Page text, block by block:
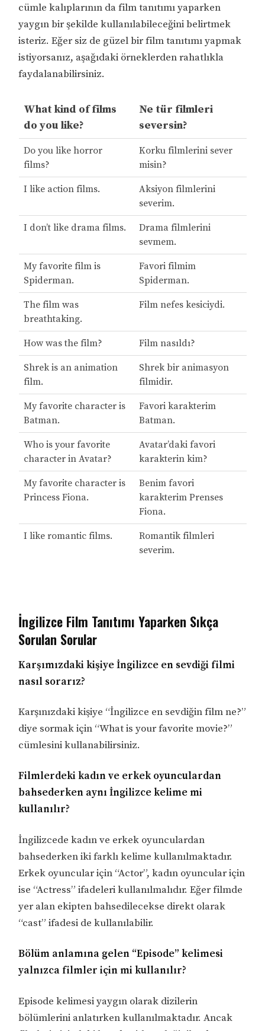
cümle kalıplarının da film tanıtımı yaparken
yaygın bir şekilde kullanılabileceğini belirtmek
isteriz. Eğer siz de güzel bir film tanıtımı yapmak
istiyorsanız, aşağıdaki örneklerden rahatlıkla
faydalanabilirsiniz.
What kind of films
do you like?
Ne tür filmleri
seversin?
Do you like horror
films?
Korku filmlerini sever
misin?
I like action films.
Aksiyon filmlerini
severim.
I don’t like drama films.
Drama filmlerini
sevmem.
My favorite film is
Spiderman.
Favori filmim
Spiderman.
The film was
breathtaking.
Film nefes kesiciydi.
How was the film? Film nasıldı?
Shrek is an animation
film.
Shrek bir animasyon
filmidir.
My favorite character is
Batman.
Favori karakterim
Batman.
Who is your favorite
character in Avatar?
Avatar’daki favori
karakterin kim?
My favorite character is
Princess Fiona.
Benim favori
karakterim Prenses
Fiona.
I like romantic films.
Romantik filmleri
severim.
İngilizce Film Tanıtımı Yaparken Sıkça
Sorulan Sorular
Karşımızdaki kişiye İngilizce en sevdiği filmi
nasıl sorarız?
Karşınızdaki kişiye “İngilizce en sevdiğin film ne?”
diye sormak için “What is your favorite movie?”
cümlesini kullanabilirsiniz.
Filmlerdeki kadın ve erkek oyunculardan
bahsederken aynı İngilizce kelime mi
kullanılır?
İngilizcede kadın ve erkek oyunculardan
bahsederken iki farklı kelime kullanılmaktadır.
Erkek oyuncular için “Actor”, kadın oyuncular için
ise “Actress” ifadeleri kullanılmalıdır. Eğer filmde
yer alan ekipten bahsedilecekse direkt olarak
“cast” ifadesi de kullanılabilir.
Bölüm anlamına gelen “Episode” kelimesi
yalnızca filmler için mi kullanılır?
Episode kelimesi yaygın olarak dizilerin
bölümlerini anlatırken kullanılmaktadır. Ancak